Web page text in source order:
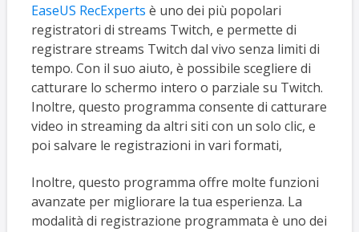
EaseUS RecExperts è uno dei più popolari
registratori di streams Twitch, e permette di
registrare streams Twitch dal vivo senza limiti di
tempo. Con il suo aiuto, è possibile scegliere di
catturare lo schermo intero o parziale su Twitch.
Inoltre, questo programma consente di catturare
video in streaming da altri siti con un solo clic, e
poi salvare le registrazioni in vari formati,
Inoltre, questo programma offre molte funzioni
avanzate per migliorare la tua esperienza. La
modalità di registrazione programmata è uno dei